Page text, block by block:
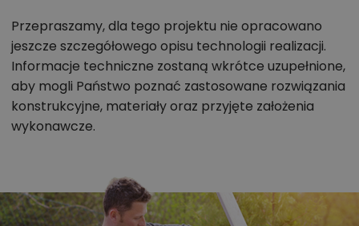
Przepraszamy, dla tego projektu nie opracowano
jeszcze szczegółowego opisu technologii realizacji.
Informacje techniczne zostaną wkrótce uzupełnione,
aby mogli Państwo poznać zastosowane rozwiązania
konstrukcyjne, materiały oraz przyjęte założenia
wykonawcze.